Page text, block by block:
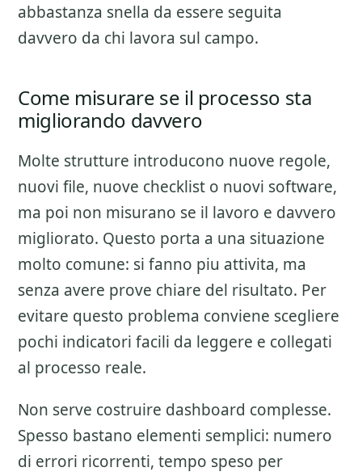
abbastanza snella da essere seguita
davvero da chi lavora sul campo.
Come misurare se il processo sta
migliorando davvero
Molte strutture introducono nuove regole,
nuovi file, nuove checklist o nuovi software,
ma poi non misurano se il lavoro e davvero
migliorato. Questo porta a una situazione
molto comune: si fanno piu attivita, ma
senza avere prove chiare del risultato. Per
evitare questo problema conviene scegliere
pochi indicatori facili da leggere e collegati
al processo reale.
Non serve costruire dashboard complesse.
Spesso bastano elementi semplici: numero
di errori ricorrenti, tempo speso per